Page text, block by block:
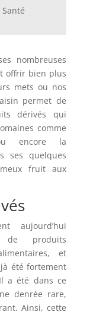
Santé
nombreuses
offrir bien plus
mets ou nos
permet de
dérivés qui
comme
encore la
ses quelques
fruit aux
aujourd’hui
de produits
et
été fortement
a été dans ce
denrée rare,
Ainsi, cette